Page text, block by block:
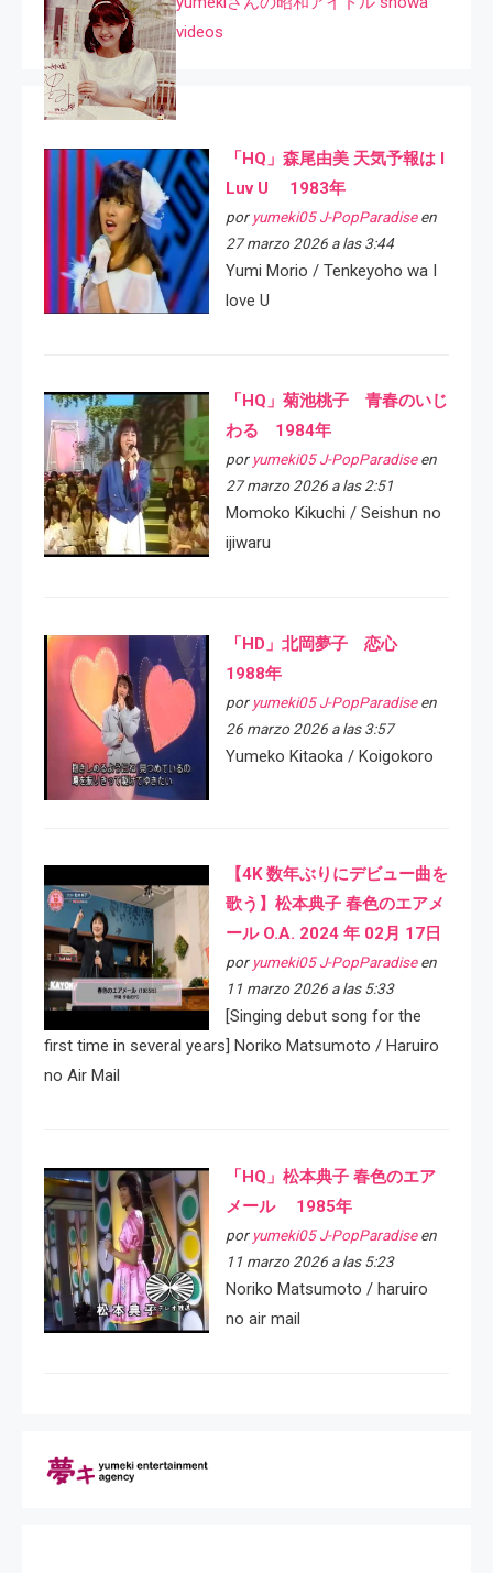
videos
「HQ」森尾由美 天気予報は I
Luv U 1983年
por yumeki05 J-PopParadiseen
27 marzo 2026 a las 3:44
Yumi Morio / Tenkeyoho wa I
love U
「HQ」菊池桃子 青春のいじ
わる 1984年
por yumeki05 J-PopParadiseen
27 marzo 2026 a las 2:51
Momoko Kikuchi / Seishun no
ijiwaru
「HD」北岡夢子 恋心
1988年
por yumeki05 J-PopParadiseen
26 marzo 2026 a las 3:57
Yumeko Kitaoka / Koigokoro
【4K 数年ぶりにデビュー曲を
歌う】松本典子 春色のエアメ
ール O.A. 2024 年 02月 17日
por yumeki05 J-PopParadiseen
11 marzo 2026 a las 5:33
[Singing debut song for the
first time in several years] Noriko Matsumoto / Haruiro
no Air Mail
「HQ」松本典子 春色のエア
メール 1985年
por yumeki05 J-PopParadiseen
11 marzo 2026 a las 5:23
Noriko Matsumoto / haruiro
no air mail